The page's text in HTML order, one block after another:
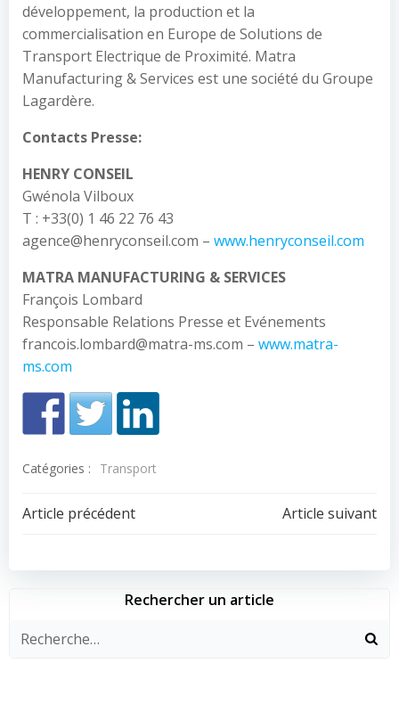
développement, la production et la
commercialisation en Europe de Solutions de
Transport Electrique de Proximité. Matra
Manufacturing & Services est une société du Groupe
Lagardère.
Contacts Presse:
HENRY CONSEIL
Gwénola Vilboux
T : +33(0) 1 46 22 76 43
agence@henryconseil.com – www.henryconseil.com
MATRA MANUFACTURING & SERVICES
François Lombard
Responsable Relations Presse et Evénements
francois.lombard@matra-ms.com – www.matra-
ms.com
Catégories : Transport
Navigation
de
l’article
Article précédent
Navigation
de
l’article
Article suivant
Rechercher un article